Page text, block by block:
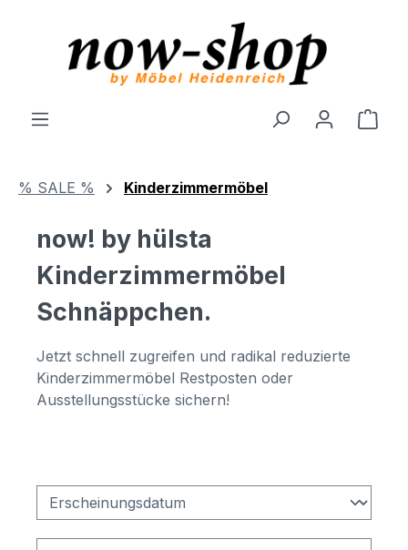
% SALE % Kinderzimmermöbel
now! by hülsta
Kinderzimmermöbel
Schnäppchen.
Jetzt schnell zugreifen und radikal reduzierte
Kinderzimmermöbel Restposten oder
Ausstellungsstücke sichern!